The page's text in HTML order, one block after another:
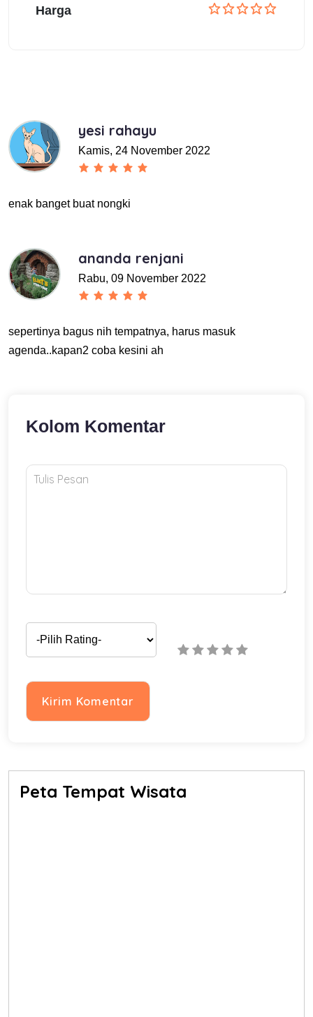
Harga
yesi rahayu
Kamis, 24 November 2022
enak banget buat nongki
ananda renjani
Rabu, 09 November 2022
sepertinya bagus nih tempatnya, harus masuk
agenda..kapan2 coba kesini ah
Kolom Komentar
Peta Tempat Wisata